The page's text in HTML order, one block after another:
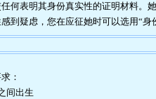
何表明其身份真实性的证明材料。
到疑虑，您在应征她时可以选用“身
：
间出生